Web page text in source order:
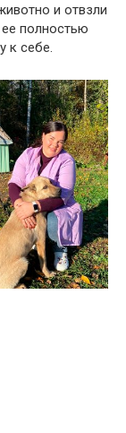
и отвзли
полностью
к себе.